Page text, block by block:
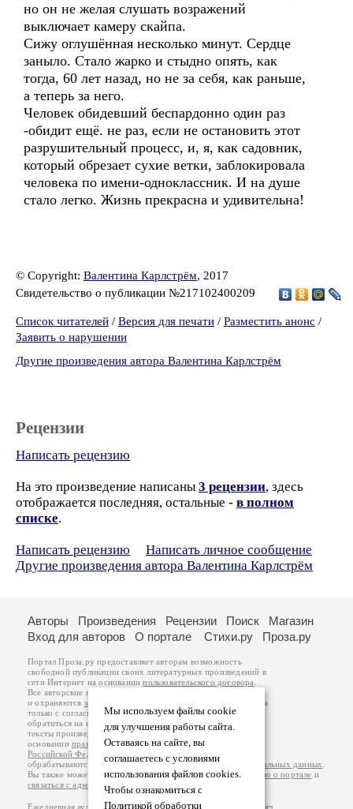
но он не желая слушать возражений
выключает камеру скайпа.
Сижу оглушённая несколько минут. Сердце
заныло. Стало жарко и стыдно опять, как
тогда, 60 лет назад, но не за себя, как раньше,
а теперь за него.
Человек обидевший беспардонно один раз
-обидит ещё. не раз, если не остановить этот
разрушительный процесс, и, я, как садовник,
который обрезает сухие ветки, заблокировала
человека по имени-одноклассник. И на душе
стало легко. Жизнь прекрасна и удивительна!
© Copyright: Валентина Карлстрём, 2017
Свидетельство о публикации №217102400209
Список читателей / Версия для печати / Разместить анонс /
Заявить о нарушении
Другие произведения автора Валентина Карлстрём
Рецензии
Написать рецензию
На это произведение написаны 3 рецензии, здесь
отображается последняя, остальные - в полном
списке.
Написать рецензию
Написать личное сообщение
Другие произведения автора Валентина Карлстрём
Мы используем файлы cookie
для улучшения работы сайта.
Оставаясь на сайте, вы
соглашаетесь с условиями
использования файлов cookies.
Чтобы ознакомиться с
Политикой обработки
Авторы Произведения Рецензии Поиск
Магазин
Вход для авторов
О портале Стихи.ру Проза.ру
Портал Проза.ру предоставляет авторам возможность
свободной публикации своих литературных произведений в
сети Интернет на основаниипользовательского договора
Все авторские права на произведения принадлежат авторам
и охраняются законом
. Перепечатка произведений возможна
только с согласия его автора, к которому вы можете
обратиться на его авторской странице. Ответственность за
тексты произведений авторы несут самостоятельно на
основанииправил публикацииизаконодательства
Российской Федерации
обрабатываются на основанииПолитики обработки персональных данных
Вы также можете посмотреть более подробнуюинформацию о портале и
связаться с администрацией
Ежедневная аудитория портала Проза.ру – порядка 100 тысяч